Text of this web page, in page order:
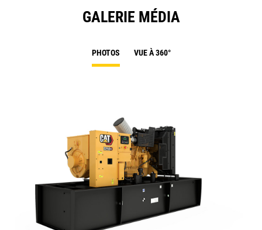
GALERIE MÉDIA
PHOTOS VUE À 360°